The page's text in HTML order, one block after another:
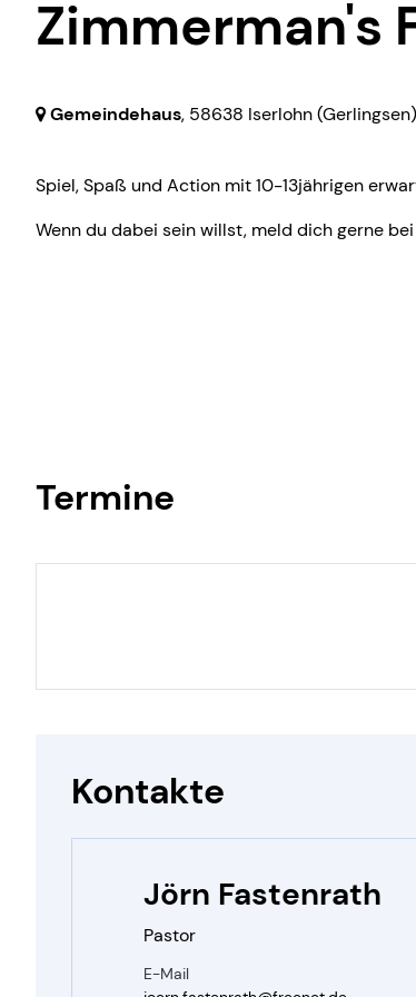
Zimmerman's
Gemeindehaus, 58638 Iserlohn(Gerlingsen)
Spiel, Spaß und Action mit 10-13jährigen
Wenn du dabei sein willst, meld dich gerne
Termine
Kontakte
Jörn Fastenrath
Pastor
E-Mail